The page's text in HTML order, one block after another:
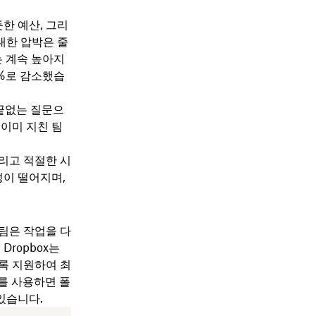
예산, 그리
한 압박은 줄
계속 높아지
로 감소했습
없는 질문으
미 지친 팀
고 적절한 시
떨어지며,
은 작업을 다
Dropbox는
지원하여 최
사용하면 폴
습니다.